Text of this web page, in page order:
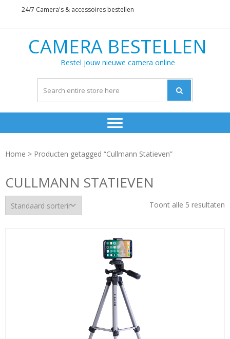
24/7 Camera's & accessoires bestellen
CAMERA BESTELLEN
Bestel jouw nieuwe camera online
Home > Producten getagged “Cullmann Statieven”
CULLMANN STATIEVEN
Toont alle 5 resultaten